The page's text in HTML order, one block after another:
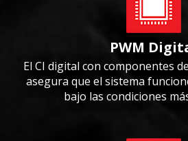
PWM
El CI digital con componentes
asegura que el sistema
bajo las condiciones